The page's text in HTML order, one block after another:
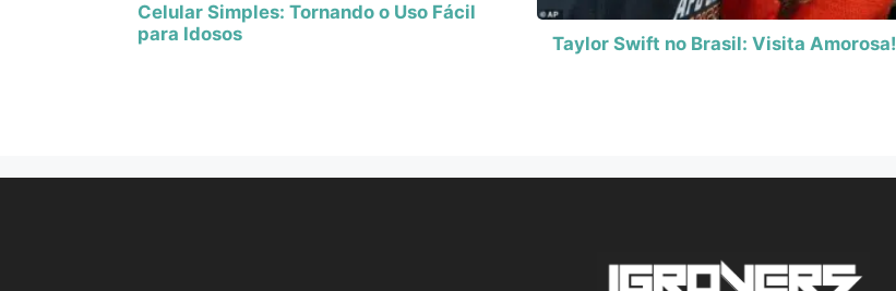
Celular Simples: Tornando o Uso Fácil
para Idosos
Taylor Swift no Brasil: Visita Amorosa!